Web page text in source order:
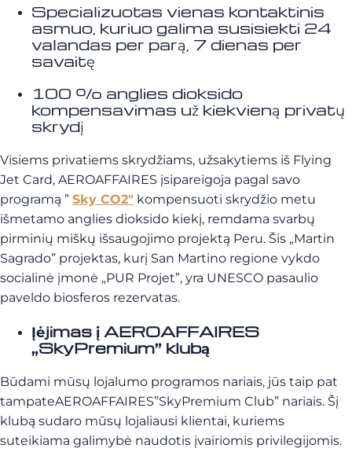
Specializuotas vienas kontaktinis
asmuo, kuriuo galima susisiekti 24
valandas per parą, 7 dienas per
savaitę
100 % anglies dioksido
kompensavimas už kiekvieną privatų
skrydį
Visiems privatiems skrydžiams, užsakytiems iš Flying
Jet Card, AEROAFFAIRES įsipareigoja pagal savo
programą ” Sky CO2″ kompensuoti skrydžio metu
išmetamo anglies dioksido kiekį, remdama svarbų
pirminių miškų išsaugojimo projektą Peru. Šis „Martin
Sagrado” projektas, kurį San Martino regione vykdo
socialinė įmonė „PUR Projet”, yra UNESCO pasaulio
paveldo biosferos rezervatas.
Įėjimas į AEROAFFAIRES
„SkyPremium” klubą
Būdami mūsų lojalumo programos nariais, jūs taip pat
tampateAEROAFFAIRES”SkyPremium Club” nariais. Šį
klubą sudaro mūsų lojaliausi klientai, kuriems
suteikiama galimybė naudotis įvairiomis privilegijomis.